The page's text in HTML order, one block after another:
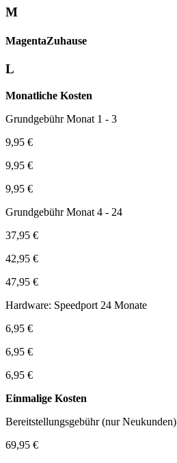
M
Magenta­Zuhause
L
Monatliche Kosten
Grundgebühr Monat 1 - 3
9,95 €
9,95 €
9,95 €
Grundgebühr Monat 4 - 24
37,95 €
42,95 €
47,95 €
Hardware: Speedport 24 Monate
6,95 €
6,95 €
6,95 €
Einmalige Kosten
Bereitstellungsgebühr (nur Neukunden)
69,95 €